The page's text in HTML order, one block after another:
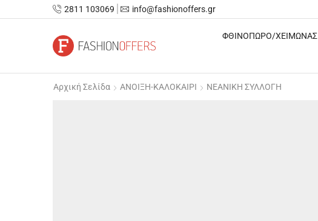
2811 103069 info@fashionoffers.gr
ΦΘΙΝΟΠΩΡΟ/ΧΕΙΜΩΝΑΣ
Αρχική Σελίδα ΑΝΟΙΞΗ-ΚΑΛΟΚΑΙΡΙ ΝΕΑΝΙΚΗ ΣΥΛΛΟΓΗ